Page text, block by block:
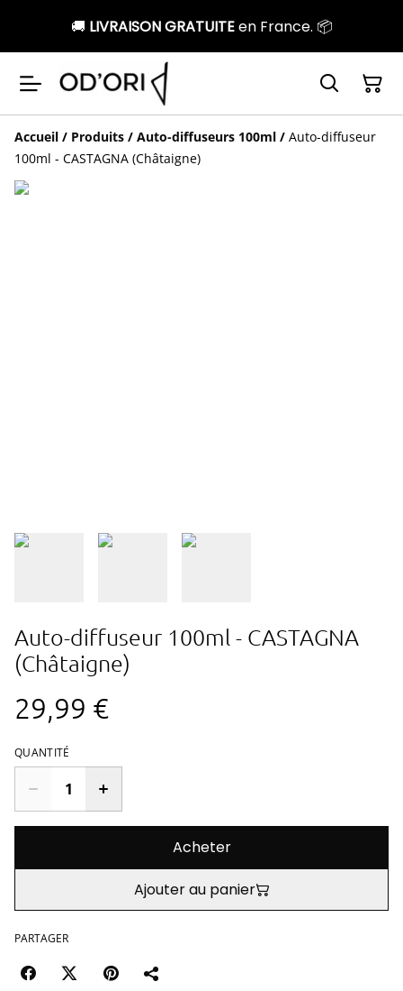
🚚 LIVRAISON GRATUITEen France. 📦
Accueil / Produits / Auto-diffuseurs 100ml / Auto-diffuseur
100ml - CASTAGNA (Châtaigne)
Auto-diffuseur 100ml - CASTAGNA
(Châtaigne)
29,99 €
QUANTITÉ
Acheter
Ajouter au panier
PARTAGER